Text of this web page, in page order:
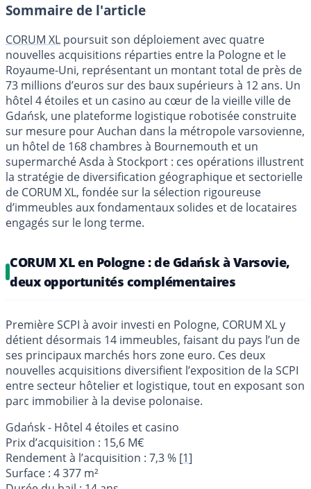
Sommaire de l'article
CORUM XL poursuit son déploiement avec quatre
nouvelles acquisitions réparties entre la Pologne et le
Royaume-Uni, représentant un montant total de près de
73 millions d’euros sur des baux supérieurs à 12 ans. Un
hôtel 4 étoiles et un casino au cœur de la vieille ville de
Gdańsk, une plateforme logistique robotisée construite
sur mesure pour Auchan dans la métropole varsovienne,
un hôtel de 168 chambres à Bournemouth et un
supermarché Asda à Stockport : ces opérations illustrent
la stratégie de diversification géographique et sectorielle
de CORUM XL, fondée sur la sélection rigoureuse
d’immeubles aux fondamentaux solides et de locataires
engagés sur le long terme.
CORUM XL en Pologne : de Gdańsk à Varsovie,
deux opportunités complémentaires
Première SCPI à avoir investi en Pologne, CORUM XL y
détient désormais 14 immeubles, faisant du pays l’un de
ses principaux marchés hors zone euro. Ces deux
nouvelles acquisitions diversifient l’exposition de la SCPI
entre secteur hôtelier et logistique, tout en exposant son
parc immobilier à la devise polonaise.
Gdańsk - Hôtel 4 étoiles et casino
Prix d’acquisition : 15,6 M€
Rendement à l’acquisition : 7,3 % [1]
Surface : 4 377 m²